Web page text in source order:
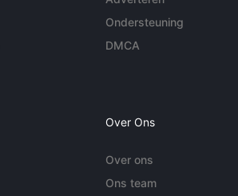
Ondersteuning
DMCA
Over Ons
Over ons
Ons team